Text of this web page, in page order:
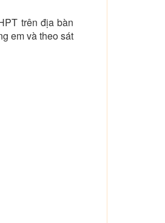
trên địa bàn
em và theo sát